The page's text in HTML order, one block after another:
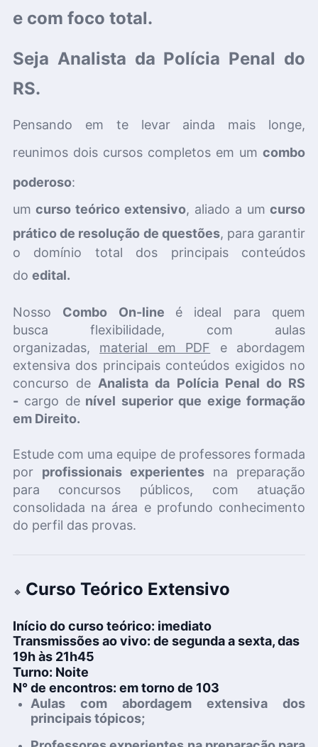
e com foco total.
Seja Analista da Polícia Penal do
RS.
Pensando em te levar ainda mais longe,
reunimos dois cursos completos em umcombo
poderoso:
umcurso teórico extensivo, aliado a umcurso
prático de resolução de questões, para garantir
o domínio total dos principais conteúdos
do edital.
Nosso Combo On-line é ideal para quem
busca flexibilidade, com aulas
organizadas, material em PDF e abordagem
extensiva dos principais conteúdos exigidos no
concurso de Analista da Polícia Penal do RS
-cargo de nível superior que exige formação
em Direito.
Estude com uma equipe de professores formada
por profissionais experientes na preparação
para concursos públicos, com atuação
consolidada na área e profundo conhecimento
do perfil das provas.
🔹 Curso Teórico Extensivo
Início do curso teórico: imediato
Transmissões ao vivo: de segunda a sexta, das
19h às 21h45
Turno: Noite
N° de encontros: em torno de 103
Aulas comabordagem extensivados
principais tópicos;